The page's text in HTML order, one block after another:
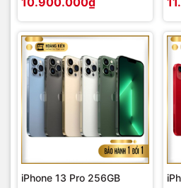
iPhone 13 Pro 256GB